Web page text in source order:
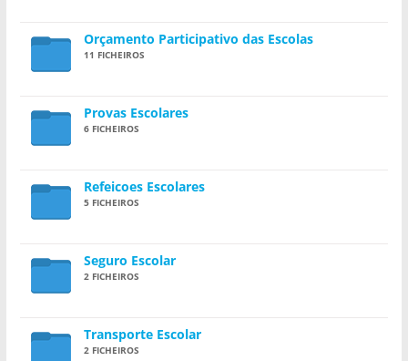
Orçamento Participativo das Escolas
11 FICHEIROS
Provas Escolares
6 FICHEIROS
Refeicoes Escolares
5 FICHEIROS
Seguro Escolar
2 FICHEIROS
Transporte Escolar
2 FICHEIROS